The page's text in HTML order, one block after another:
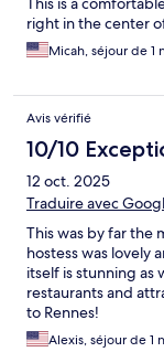
right in the center
Micah, séjour de 1
Avis vérifié
10/10
12 oct. 2025
Traduire avec
This was by far the
hostess was lovely
itself is stunning as
restaurants and
to Rennes!
Alexis, séjour de 1